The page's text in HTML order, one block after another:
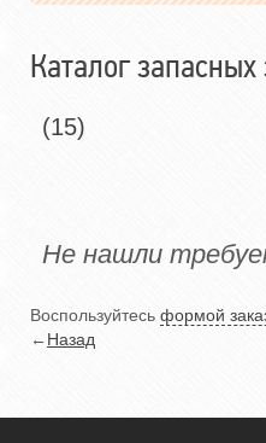
Каталог запасных
(15)
Не нашли
Воспользуйтесь формой
←Назад